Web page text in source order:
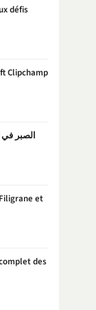
défis
Clipchamp
الصبر في
et
des